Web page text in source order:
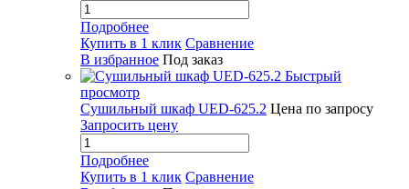
Подробнее
Купить в 1 клик Сравнение
В избранное Под заказ
Быстрый
просмотр
Сушильный шкаф UED-625.2 Цена по запросу
Запросить цену
Подробнее
Купить в 1 клик Сравнение